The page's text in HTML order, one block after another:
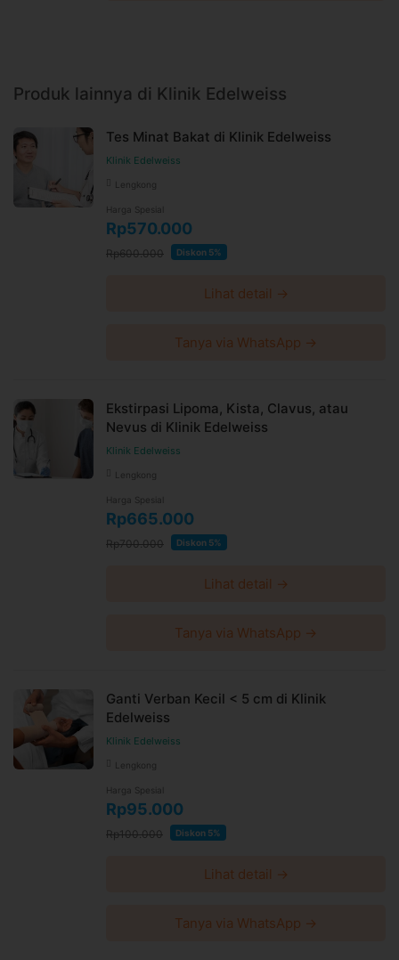
Produk lainnya di Klinik Edelweiss
Tes Minat Bakat di Klinik Edelweiss
Klinik Edelweiss
Lengkong
Harga Spesial
Rp570.000
Rp600.000 Diskon 5%
Lihat detail →
Tanya via WhatsApp →
Ekstirpasi Lipoma, Kista, Clavus, atau
Nevus di Klinik Edelweiss
Klinik Edelweiss
Lengkong
Harga Spesial
Rp665.000
Rp700.000 Diskon 5%
Lihat detail →
Tanya via WhatsApp →
Ganti Verban Kecil < 5 cm di Klinik
Edelweiss
Klinik Edelweiss
Lengkong
Harga Spesial
Rp95.000
Rp100.000 Diskon 5%
Lihat detail →
Tanya via WhatsApp →